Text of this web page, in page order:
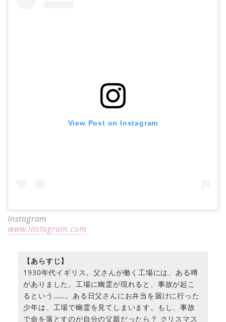
View Post on Instagram
Instagram
www.instagram.com
【あらすじ】
1930年代イギリス。父さんが働く工場には、ある噂
がありました。工場に幽霊が現れると、事故が起こ
るという……。ある日父さんにお弁当を届けに行った
少年は、工場で幽霊を見てしまいます。もし、事故
で命を落とすのが自分の父親だったら？ クリスマス